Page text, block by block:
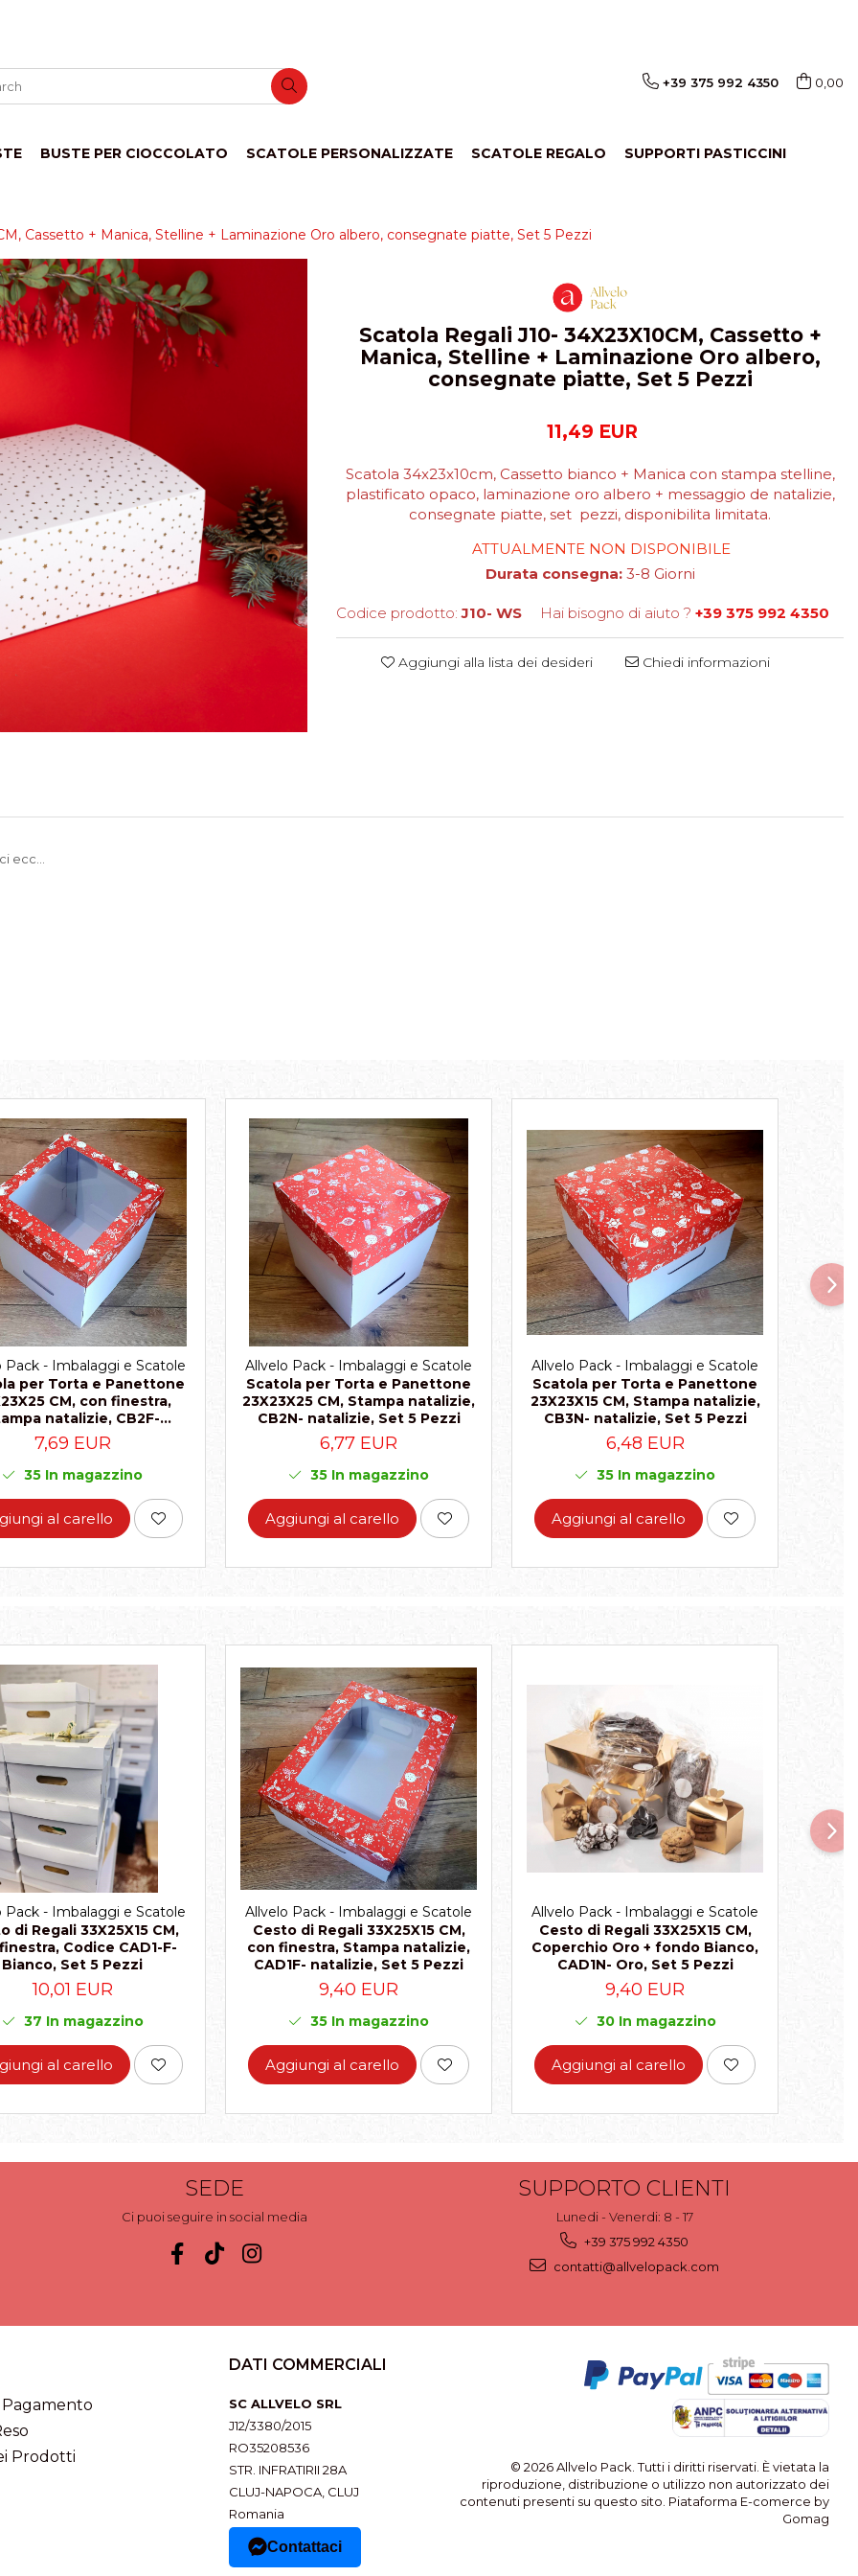
+39 375 992 4350 0,00
BUSTE PER CIOCCOLATO SCATOLE PERSONALIZZATE SCATOLE REGALO SUPPORTI PASTICCINI
Cassetto + Manica, Stelline + Laminazione Oro albero, consegnate piatte, Set 5 Pezzi
Scatola Regali J10- 34X23X10CM, Cassetto +
Manica, Stelline + Laminazione Oro albero,
consegnate piatte, Set 5 Pezzi
11,49 EUR
Scatola 34x23x10cm, Cassetto bianco + Manica con stampa stelline,
plastificato opaco, laminazione oro albero + messaggio de natalizie,
consegnate piatte, set pezzi, disponibilita limitata.
ATTUALMENTE NON DISPONIBILE
Durata consegna:3-8 Giorni
Codice prodotto: J10- WS Hai bisogno di aiuto ? +39 375 992 4350
Aggiungi alla lista dei desideri Chiedi informazioni
ecc...
Pack - Imbalaggi e Scatole
per Torta e Panettone
CM, con finestra,
natalizie, CB2F-
natalizie, Set 5 Pezzi
7,69 EUR
35 In magazzino
al carello
Allvelo Pack - Imbalaggi e Scatole
Scatola per Torta e Panettone
23X23X25 CM, Stampa natalizie,
CB2N- natalizie, Set 5 Pezzi
6,77 EUR
35 In magazzino
Aggiungi al carello
Allvelo Pack - Imbalaggi e Scatole
Scatola per Torta e Panettone
23X23X15 CM, Stampa natalizie,
CB3N- natalizie, Set 5 Pezzi
6,48 EUR
35 In magazzino
Aggiungi al carello
Pack - Imbalaggi e Scatole
di Regali 33X25X15 CM,
Codice CAD1-F-
Bianco, Set 5 Pezzi
10,01 EUR
37 In magazzino
al carello
Allvelo Pack - Imbalaggi e Scatole
Cesto di Regali 33X25X15 CM,
con finestra, Stampa natalizie,
CAD1F- natalizie, Set 5 Pezzi
9,40 EUR
35 In magazzino
Aggiungi al carello
Allvelo Pack - Imbalaggi e Scatole
Cesto di Regali 33X25X15 CM,
Coperchio Oro + fondo Bianco,
CAD1N- Oro, Set 5 Pezzi
9,40 EUR
30In magazzino
Aggiungi al carello
SEDE
Ci puoi seguire in social media
SUPPORTO CLIENTI
Lunedi - Venerdi: 8 - 17
+39 375 992 4350
contatti@allvelopack.com
Prodotti
DATI COMMERCIALI
SC ALLVELO SRL
J12/3380/2015
RO35208536
STR. INFRATIRII 28A
CLUJ-NAPOCA, CLUJ
Romania
Contattaci
© 2026 Allvelo Pack. Tutti i diritti riservati. È vietata la
riproduzione, distribuzione o utilizzo non autorizzato dei
contenuti presenti su questo sito. Piataforma E-comerce by
Gomag